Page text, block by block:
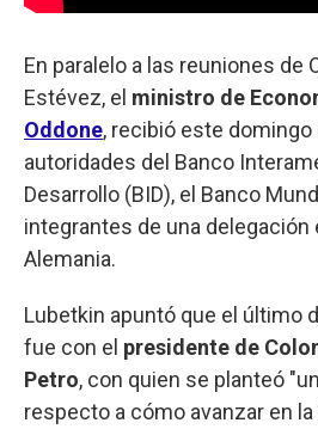
En paralelo a las reuniones de
Estévez, el ministro de
Oddone, recibió este domingo
autoridades del Banco
Desarrollo (BID), el Banco
integrantes de una delegación
Alemania.
Lubetkin apuntó que el último
fue con el presidente de
Petro, con quien se planteó
respecto a cómo avanzar en